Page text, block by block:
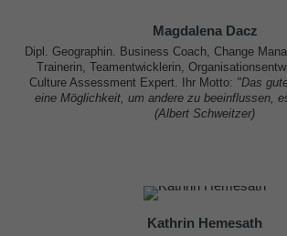
Magdalena Dacz
Dipl. Geographin. Business Coach, Change
Trainerin, Teamentwicklerin,
Culture Assessment Expert. Ihr Motto: "Das
eine Möglichkeit, um andere zu beeinflussen,
(Albert Schweitzer)
Kathrin Hemesath